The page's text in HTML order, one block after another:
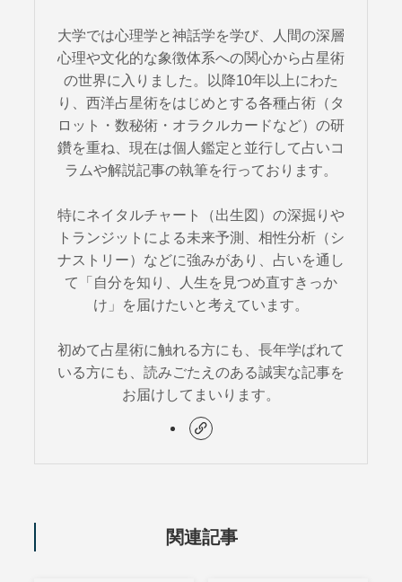
大学では心理学と神話学を学び、人間の深層
心理や文化的な象徴体系への関心から占星術
の世界に入りました。以降10年以上にわた
り、西洋占星術をはじめとする各種占術（タ
ロット・数秘術・オラクルカードなど）の研
鑽を重ね、現在は個人鑑定と並行して占いコ
ラムや解説記事の執筆を行っております。
特にネイタルチャート（出生図）の深掘りや
トランジットによる未来予測、相性分析（シ
ナストリー）などに強みがあり、占いを通し
て「自分を知り、人生を見つめ直すきっか
け」を届けたいと考えています。
初めて占星術に触れる方にも、長年学ばれて
いる方にも、読みごたえのある誠実な記事を
お届けしてまいります。
関連記事